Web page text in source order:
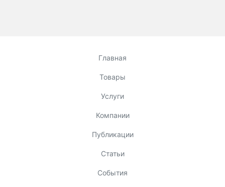
Главная
Товары
Услуги
Компании
Публикации
Статьи
События